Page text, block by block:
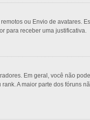
ou Envio de avatares.
para receber uma justificativa.
Em geral, você não
A maior parte dos fóruns